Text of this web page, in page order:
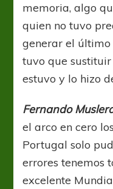
memoria, algo
quien no tuvo
generar el último
tuvo que
estuvo y lo hizo
Fernando
el arco en cero
Portugal solo
errores tenemos
excelente